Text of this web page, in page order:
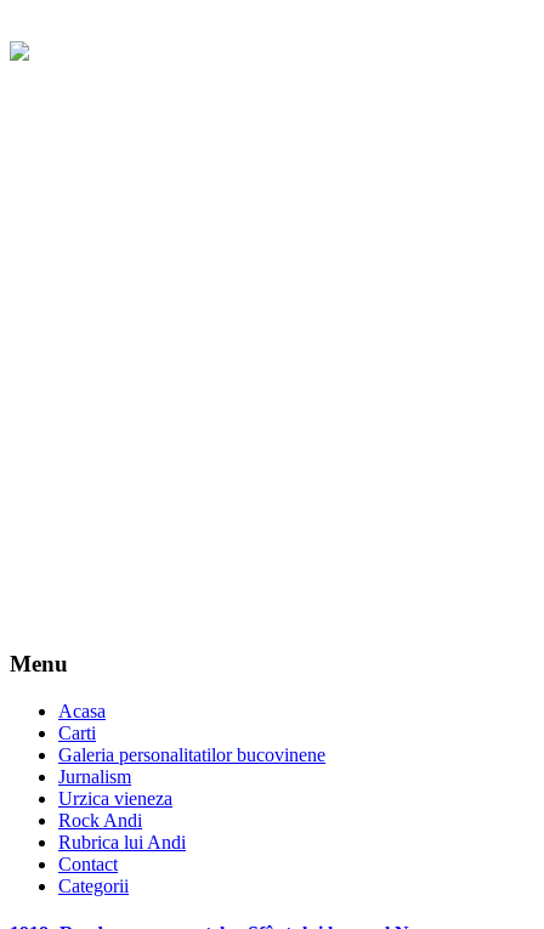
Menu
Acasa
Carti
Galeria personalitatilor bucovinene
Jurnalism
Urzica vieneza
Rock Andi
Rubrica lui Andi
Contact
Categorii